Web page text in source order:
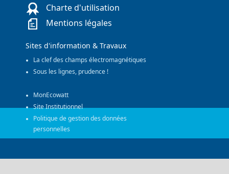
Charte d'utilisation
Mentions légales
Sites d'information & Travaux
La clef des champs électromagnétiques
Sous les lignes, prudence !
MonEcowatt
Site Institutionnel
Politique de gestion des données
personnelles